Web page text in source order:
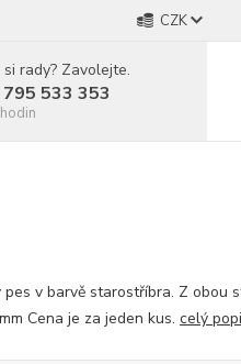
CZK
rady? Zavolejte.
533 353
pes v barvě starostříbra. Z obou
Cena je za jeden kus. celý